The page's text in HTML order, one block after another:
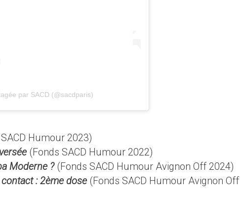
par SACD (@sacdparis)
Humour 2023)
(Fonds SACD Humour 2022)
Moderne ? (Fonds SACD Humour Avignon Off 2024)
: 2ème dose (Fonds SACD Humour Avignon Off